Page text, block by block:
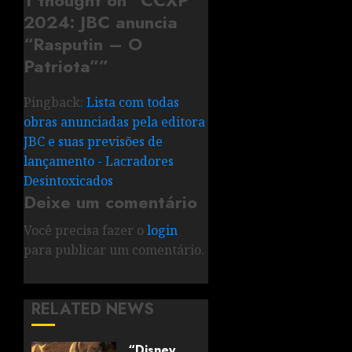
2024: JBC anuncia
“Rasputin – O
Patriota””
Pingback: Lista com todas
obras anunciadas pela editora
JBC e suas previsões de
lançamento - Lacradores
Desintoxicados
Deixe um comentário
Você precisa fazer o login
para publicar um comentário.
RELATED NEWS